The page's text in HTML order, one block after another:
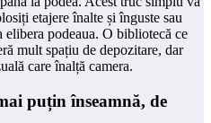
etajere înalte și înguste sau
elibera podeaua. O bibliotecă ce
mult spațiu de depozitare, dar
care înalță camera.
puțin înseamnă, de